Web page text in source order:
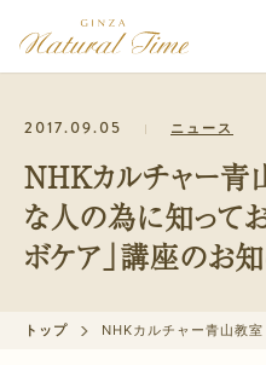
2017.09.05 ニュース
NHKカルチャー青
な人の為に知って
ボケア」講座のお
トップ NHKカルチャー青山教